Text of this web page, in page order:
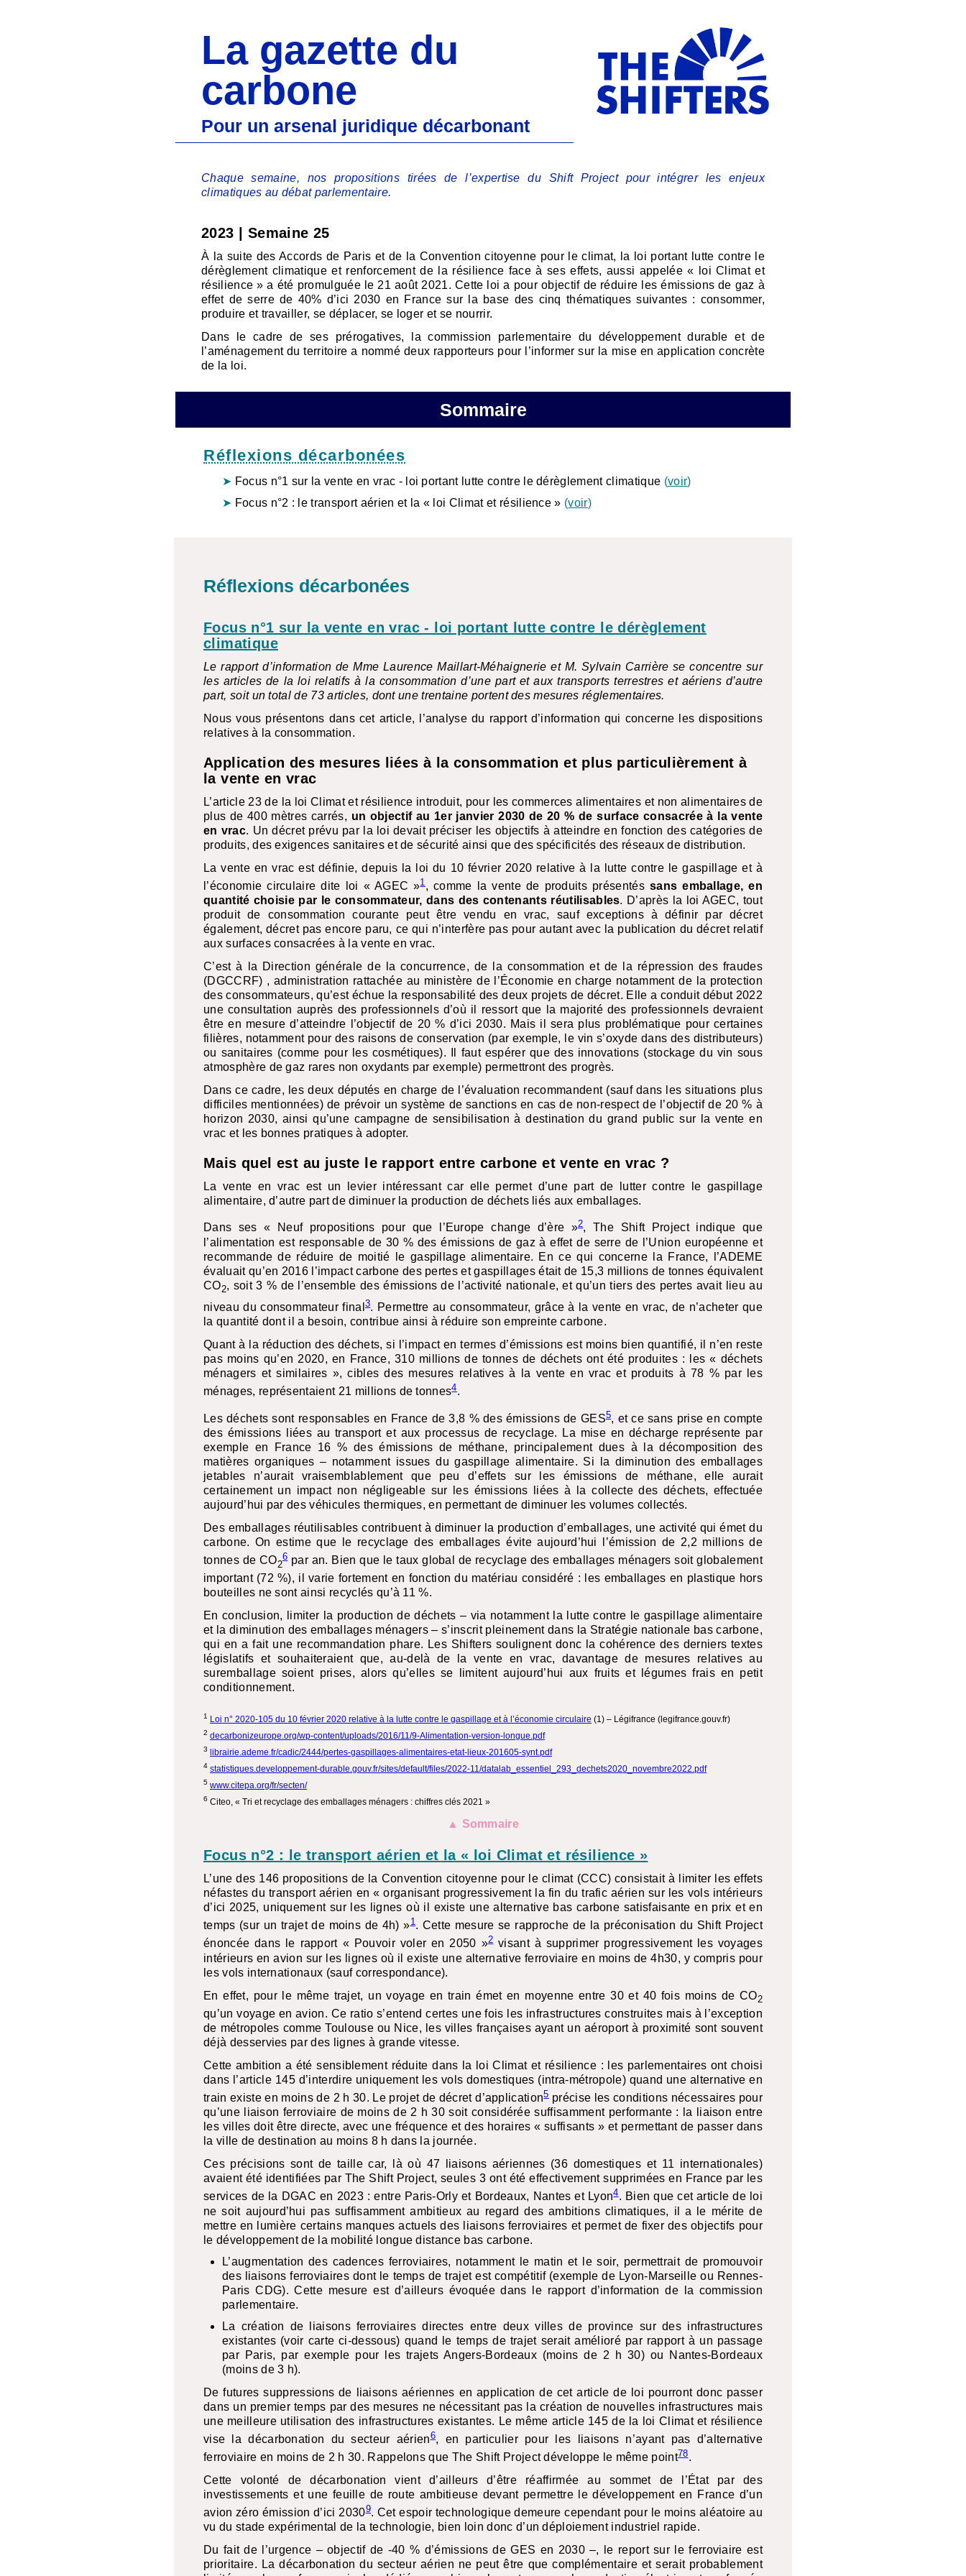
La gazette du
carbone
Pour un arsenal juridique décarbonant
Chaque semaine, nos propositions tirées de l’expertise du Shift Project pour intégrer les enjeux
climatiques au débat parlementaire.
2023 | Semaine 25
À la suite des Accords de Paris et de la Convention citoyenne pour le climat, la loi portant lutte contre le
dérèglement climatique et renforcement de la résilience face à ses effets, aussi appelée « loi Climat et
résilience » a été promulguée le 21 août 2021. Cette loi a pour objectif de réduire les émissions de gaz à
effet de serre de 40% d’ici 2030 en France sur la base des cinq thématiques suivantes : consommer,
produire et travailler, se déplacer, se loger et se nourrir.
Dans le cadre de ses prérogatives, la commission parlementaire du développement durable et de
l’aménagement du territoire a nommé deux rapporteurs pour l’informer sur la mise en application concrète
de la loi.
Sommaire
Réflexions décarbonées
Focus n°1 sur la vente en vrac - loi portant lutte contre le dérèglement climatique (voir)
Focus n°2 : le transport aérien et la « loi Climat et résilience » (voir)
Réflexions décarbonées
Focus n°1 sur la vente en vrac - loi portant lutte contre le dérèglement
climatique
Le rapport d’information de Mme Laurence Maillart-Méhaignerie et M. Sylvain Carrière se concentre sur
les articles de la loi relatifs à la consommation d’une part et aux transports terrestres et aériens d’autre
part, soit un total de 73 articles, dont une trentaine portent des mesures réglementaires.
Nous vous présentons dans cet article, l’analyse du rapport d’information qui concerne les dispositions
relatives à la consommation.
Application des mesures liées à la consommation et plus particulièrement à
la vente en vrac
L’article 23 de la loi Climat et résilience introduit, pour les commerces alimentaires et non alimentaires de
plus de 400 mètres carrés, un objectif au 1er janvier 2030 de 20 % de surface consacrée à la vente
en vrac. Un décret prévu par la loi devait préciser les objectifs à atteindre en fonction des catégories de
produits, des exigences sanitaires et de sécurité ainsi que des spécificités des réseaux de distribution.
La vente en vrac est définie, depuis la loi du 10 février 2020 relative à la lutte contre le gaspillage et à
l’économie circulaire dite loi « AGEC »1, comme la vente de produits présentés sans emballage, en
quantité choisie par le consommateur, dans des contenants réutilisables. D’après la loi AGEC, tout
produit de consommation courante peut être vendu en vrac, sauf exceptions à définir par décret
également, décret pas encore paru, ce qui n’interfère pas pour autant avec la publication du décret relatif
aux surfaces consacrées à la vente en vrac.
C’est à la Direction générale de la concurrence, de la consommation et de la répression des fraudes
(DGCCRF) , administration rattachée au ministère de l’Économie en charge notamment de la protection
des consommateurs, qu’est échue la responsabilité des deux projets de décret. Elle a conduit début 2022
une consultation auprès des professionnels d’où il ressort que la majorité des professionnels devraient
être en mesure d’atteindre l’objectif de 20 % d’ici 2030. Mais il sera plus problématique pour certaines
filières, notamment pour des raisons de conservation (par exemple, le vin s’oxyde dans des distributeurs)
ou sanitaires (comme pour les cosmétiques). Il faut espérer que des innovations (stockage du vin sous
atmosphère de gaz rares non oxydants par exemple) permettront des progrès.
Dans ce cadre, les deux députés en charge de l’évaluation recommandent (sauf dans les situations plus
difficiles mentionnées) de prévoir un système de sanctions en cas de non-respect de l’objectif de 20 % à
horizon 2030, ainsi qu’une campagne de sensibilisation à destination du grand public sur la vente en
vrac et les bonnes pratiques à adopter.
Mais quel est au juste le rapport entre carbone et vente en vrac ?
La vente en vrac est un levier intéressant car elle permet d’une part de lutter contre le gaspillage
alimentaire, d’autre part de diminuer la production de déchets liés aux emballages.
Dans ses « Neuf propositions pour que l’Europe change d’ère »2, The Shift Project indique que
l’alimentation est responsable de 30 % des émissions de gaz à effet de serre de l’Union européenne et
recommande de réduire de moitié le gaspillage alimentaire. En ce qui concerne la France, l’ADEME
évaluait qu’en 2016 l’impact carbone des pertes et gaspillages était de 15,3 millions de tonnes équivalent
CO2, soit 3 % de l’ensemble des émissions de l’activité nationale, et qu’un tiers des pertes avait lieu au
niveau du consommateur final 3. Permettre au consommateur, grâce à la vente en vrac, de n’acheter que
la quantité dont il a besoin, contribue ainsi à réduire son empreinte carbone.
Quant à la réduction des déchets, si l’impact en termes d’émissions est moins bien quantifié, il n’en reste
pas moins qu’en 2020, en France, 310 millions de tonnes de déchets ont été produites : les « déchets
ménagers et similaires », cibles des mesures relatives à la vente en vrac et produits à 78 % par les
ménages, représentaient 21 millions de tonnes4.
Les déchets sont responsables en France de 3,8 % des émissions de GES5, et ce sans prise en compte
des émissions liées au transport et aux processus de recyclage. La mise en décharge représente par
exemple en France 16 % des émissions de méthane, principalement dues à la décomposition des
matières organiques – notamment issues du gaspillage alimentaire. Si la diminution des emballages
jetables n’aurait vraisemblablement que peu d’effets sur les émissions de méthane, elle aurait
certainement un impact non négligeable sur les émissions liées à la collecte des déchets, effectuée
aujourd’hui par des véhicules thermiques, en permettant de diminuer les volumes collectés.
Des emballages réutilisables contribuent à diminuer la production d’emballages, une activité qui émet du
carbone. On estime que le recyclage des emballages évite aujourd’hui l’émission de 2,2 millions de
tonnes de CO2
6par an. Bien que le taux global de recyclage des emballages ménagers soit globalement
important (72 %), il varie fortement en fonction du matériau considéré : les emballages en plastique hors
bouteilles ne sont ainsi recyclés qu’à 11 %.
En conclusion, limiter la production de déchets – via notamment la lutte contre le gaspillage alimentaire
et la diminution des emballages ménagers – s’inscrit pleinement dans la Stratégie nationale bas carbone,
qui en a fait une recommandation phare. Les Shifters soulignent donc la cohérence des derniers textes
législatifs et souhaiteraient que, au-delà de la vente en vrac, davantage de mesures relatives au
suremballage soient prises, alors qu’elles se limitent aujourd’hui aux fruits et légumes frais en petit
conditionnement.
1 Loi n° 2020-105 du 10 février 2020 relative à la lutte contre le gaspillage et à l’économie circulaire (1) – Légifrance (legifrance.gouv.fr)
2 decarbonizeurope.org/wp-content/uploads/2016/11/9-Alimentation-version-longue.pdf
3 librairie.ademe.fr/cadic/2444/pertes-gaspillages-alimentaires-etat-lieux-201605-synt.pdf
4 statistiques.developpement-durable.gouv.fr/sites/default/files/2022-11/datalab_essentiel_293_dechets2020_novembre2022.pdf
5 www.citepa.org/fr/secten/
6 Citeo, « Tri et recyclage des emballages ménagers : chiffres clés 2021 »
▲ Sommaire
Focus n°2 : le transport aérien et la « loi Climat et résilience »
L’une des 146 propositions de la Convention citoyenne pour le climat (CCC) consistait à limiter les effets
néfastes du transport aérien en « organisant progressivement la fin du trafic aérien sur les vols intérieurs
d’ici 2025, uniquement sur les lignes où il existe une alternative bas carbone satisfaisante en prix et en
temps (sur un trajet de moins de 4h) »1. Cette mesure se rapproche de la préconisation du Shift Project
énoncée dans le rapport « Pouvoir voler en 2050 »2visant à supprimer progressivement les voyages
intérieurs en avion sur les lignes où il existe une alternative ferroviaire en moins de 4h30, y compris pour
les vols internationaux (sauf correspondance).
En effet, pour le même trajet, un voyage en train émet en moyenne entre 30 et 40 fois moins de CO2
qu’un voyage en avion. Ce ratio s’entend certes une fois les infrastructures construites mais à l’exception
de métropoles comme Toulouse ou Nice, les villes françaises ayant un aéroport à proximité sont souvent
déjà desservies par des lignes à grande vitesse.
Cette ambition a été sensiblement réduite dans la loi Climat et résilience : les parlementaires ont choisi
dans l’article 145 d’interdire uniquement les vols domestiques (intra-métropole) quand une alternative en
train existe en moins de 2 h 30. Le projet de décret d’application5précise les conditions nécessaires pour
qu’une liaison ferroviaire de moins de 2 h 30 soit considérée suffisamment performante : la liaison entre
les villes doit être directe, avec une fréquence et des horaires « suffisants » et permettant de passer dans
la ville de destination au moins 8 h dans la journée.
Ces précisions sont de taille car, là où 47 liaisons aériennes (36 domestiques et 11 internationales)
avaient été identifiées par The Shift Project, seules 3 ont été effectivement supprimées en France par les
services de la DGAC en 2023 : entre Paris-Orly et Bordeaux, Nantes et Lyon4. Bien que cet article de loi
ne soit aujourd’hui pas suffisamment ambitieux au regard des ambitions climatiques, il a le mérite de
mettre en lumière certains manques actuels des liaisons ferroviaires et permet de fixer des objectifs pour
le développement de la mobilité longue distance bas carbone.
L’augmentation des cadences ferroviaires, notamment le matin et le soir, permettrait de promouvoir
des liaisons ferroviaires dont le temps de trajet est compétitif (exemple de Lyon-Marseille ou Rennes-
ParisCDG). Cette mesure est d’ailleurs évoquée dans le rapport d’information de la commission
parlementaire.
La création de liaisons ferroviaires directes entre deux villes de province sur des infrastructures
existantes (voir carte ci-dessous) quand le temps de trajet serait amélioré par rapport à un passage
par Paris, par exemple pour les trajets Angers-Bordeaux (moins de 2 h 30) ou Nantes-Bordeaux
(moins de 3 h).
De futures suppressions de liaisons aériennes en application de cet article de loi pourront donc passer
dans un premier temps par des mesures ne nécessitant pas la création de nouvelles infrastructures mais
une meilleure utilisation des infrastructures existantes. Le même article 145 de la loi Climat et résilience
vise la décarbonation du secteur aérien6, en particulier pour les liaisons n’ayant pas d’alternative
ferroviaire en moins de 2 h 30. Rappelons que The Shift Project développe le même point78.
Cette volonté de décarbonation vient d’ailleurs d’être réaffirmée au sommet de l’État par des
investissements et une feuille de route ambitieuse devant permettre le développement en France d’un
avion zéro émission d’ici 20309. Cet espoir technologique demeure cependant pour le moins aléatoire au
vu du stade expérimental de la technologie, bien loin donc d’un déploiement industriel rapide.
Du fait de l’urgence – objectif de -40 % d’émissions deGES en 2030 –, le report sur le ferroviaire est
prioritaire. La décarbonation du secteur aérien ne peut être que complémentaire et serait probablement